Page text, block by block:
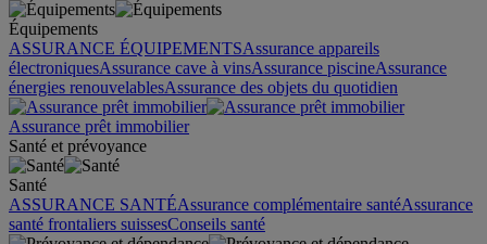
Équipements
ASSURANCE ÉQUIPEMENTSAssurance appareils
électroniquesAssurance cave à vinsAssurance piscineAssurance
énergies renouvelablesAssurance des objets du quotidien
Assurance prêt immobilier
Santé et prévoyance
Santé
ASSURANCE SANTÉAssurance complémentaire santéAssurance
santé frontaliers suissesConseils santé